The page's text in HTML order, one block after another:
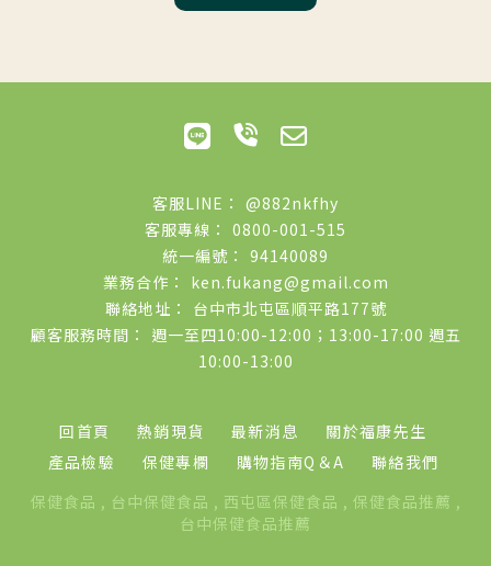
@882nkfhy
0800-001-515
94140089
ken.fukang@gmail.com
台中市北屯區順平路177號
週一至四10:00-12:00；13:00-17:00 週五
10:00-13:00
回首頁 熱銷現貨 最新消息
關於福康先生
產品檢驗
保健專欄 購物指南Q＆A
聯絡我們
保健食品
台中保健食品 西屯區保健食品
保健食品推薦
台中保健食品推薦